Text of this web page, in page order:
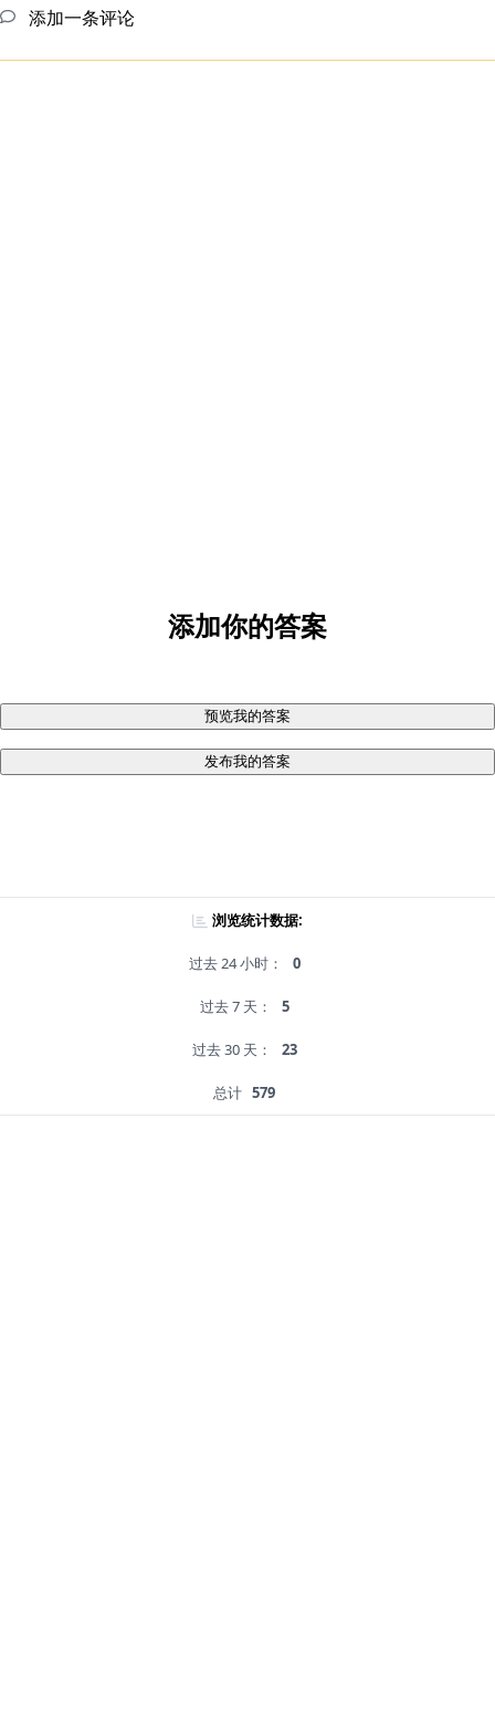
添加一条评论
添加你的答案
预览我的答案
发布我的答案
浏览统计数据:
过去 24 小时： 0
过去 7 天： 5
过去 30 天： 23
总计 579